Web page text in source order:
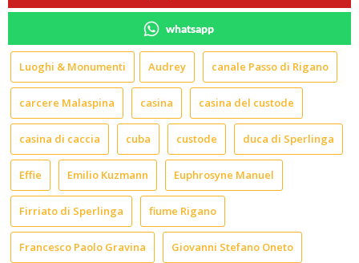
whatsapp
Luoghi & Monumenti Audrey canale Passo di Rigano
carcere Malaspina casina casina del custode
casina di caccia cuba custode duca di Sperlinga
Effie Emilio Kuzmann Euphrosyne Manuel
Firriato di Sperlinga fiume Rigano
Francesco Paolo Gravina Giovanni Stefano Oneto